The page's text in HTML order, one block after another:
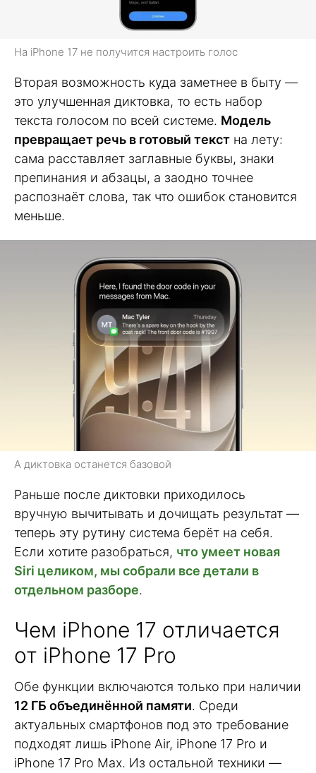
На iPhone 17 не получится настроить голос
Вторая возможность куда заметнее в быту —
это улучшенная диктовка, то есть набор
текста голосом по всей системе. Модель
превращает речь в готовый текст на лету:
сама расставляет заглавные буквы, знаки
препинания и абзацы, а заодно точнее
распознаёт слова, так что ошибок становится
меньше.
А диктовка останется базовой
Раньше после диктовки приходилось
вручную вычитывать и дочищать результат —
теперь эту рутину система берёт на себя.
Если хотите разобраться, что умеет новая
Siri целиком, мы собрали все детали в
отдельном разборе.
Чем iPhone 17 отличается
от iPhone 17 Pro
Обе функции включаются только при наличии
12 ГБ объединённой памяти. Среди
актуальных смартфонов под это требование
подходят лишь iPhone Air, iPhone 17 Pro и
iPhone 17 Pro Max. Из остальной техники —